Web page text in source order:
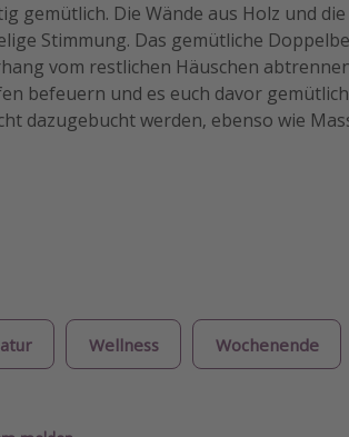
gemütlich. Die Wände aus Holz und
Stimmung. Das gemütliche
vom restlichen Häuschen
befeuern und es euch davor
dazugebucht werden, ebenso wie
Wellness Wochenende